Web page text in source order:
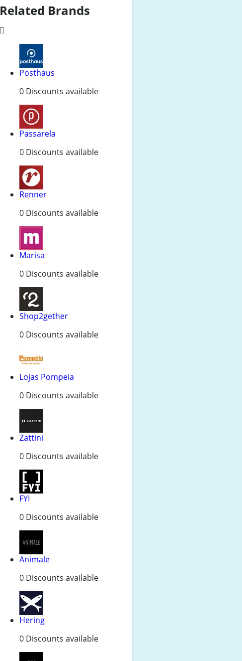
Related Brands
Posthaus
0 Discounts available
Passarela
0 Discounts available
Renner
0 Discounts available
Marisa
0 Discounts available
Shop2gether
0 Discounts available
Lojas Pompeia
0 Discounts available
Zattini
0 Discounts available
FYI
0 Discounts available
Animale
0 Discounts available
Hering
0 Discounts available